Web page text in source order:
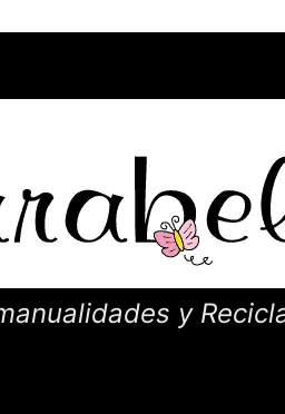
y